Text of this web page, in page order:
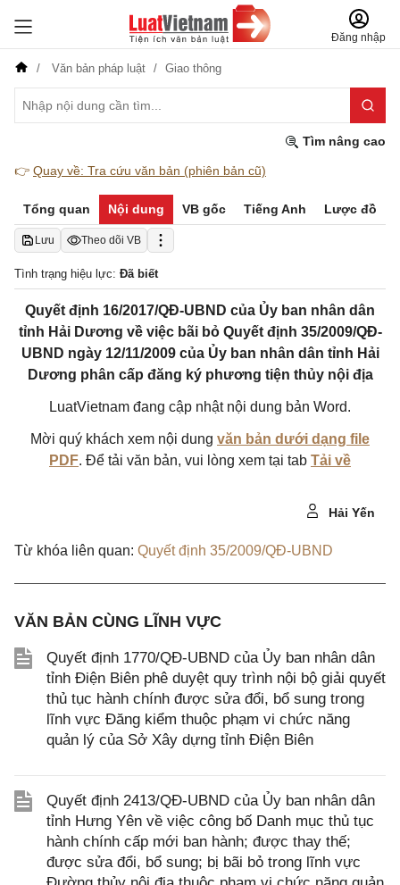
Đăng nhập
Văn bản pháp luật Giao thông
Tìm nâng cao
👉 Quay về: Tra cứu văn bản (phiên bản cũ)
Tổng quan Nội dung VB gốc Tiếng Anh Lược đồ
Lưu Theo dõi VB
Tình trạng hiệu lực: Đã biết
Quyết định 16/2017/QĐ-UBND của Ủy ban nhân dân
tỉnh Hải Dương về việc bãi bỏ Quyết định 35/2009/QĐ-
UBND ngày 12/11/2009 của Ủy ban nhân dân tỉnh Hải
Dương phân cấp đăng ký phương tiện thủy nội địa
LuatVietnam đang cập nhật nội dung bản Word.
Mời quý khách xem nội dung văn bản dưới dạng file
PDF. Để tải văn bản, vui lòng xem tại tab Tải về
Hải Yến
Từ khóa liên quan: Quyết định 35/2009/QĐ-UBND
VĂN BẢN CÙNG LĨNH VỰC
Quyết định 1770/QĐ-UBND của Ủy ban nhân dân
tỉnh Điện Biên phê duyệt quy trình nội bộ giải quyết
thủ tục hành chính được sửa đổi, bổ sung trong
lĩnh vực Đăng kiểm thuộc phạm vi chức năng
quản lý của Sở Xây dựng tỉnh Điện Biên
Quyết định 2413/QĐ-UBND của Ủy ban nhân dân
tỉnh Hưng Yên về việc công bố Danh mục thủ tục
hành chính cấp mới ban hành; được thay thế;
được sửa đổi, bổ sung; bị bãi bỏ trong lĩnh vực